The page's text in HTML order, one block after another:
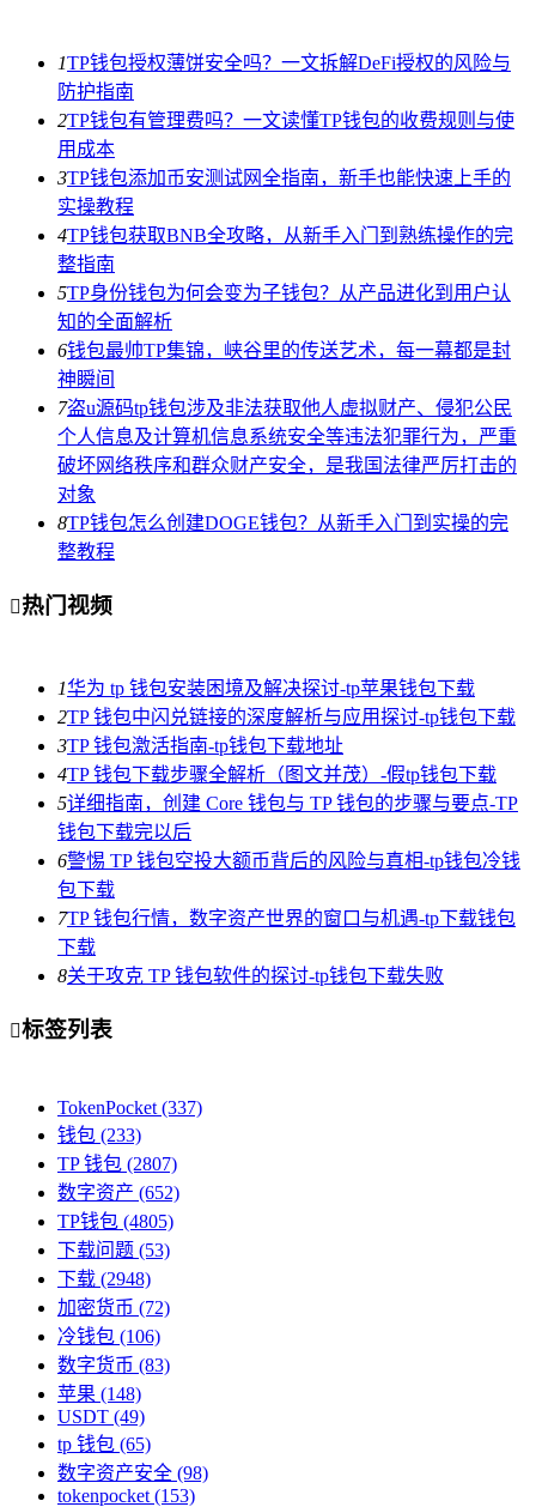
1TP钱包授权薄饼安全吗？一文拆解DeFi授权的风险与
防护指南
2TP钱包有管理费吗？一文读懂TP钱包的收费规则与使
用成本
3TP钱包添加币安测试网全指南，新手也能快速上手的
实操教程
4TP钱包获取BNB全攻略，从新手入门到熟练操作的完
整指南
5TP身份钱包为何会变为子钱包？从产品进化到用户认
知的全面解析
6钱包最帅TP集锦，峡谷里的传送艺术，每一幕都是封
神瞬间
7盗u源码tp钱包涉及非法获取他人虚拟财产、侵犯公民
个人信息及计算机信息系统安全等违法犯罪行为，严重
破坏网络秩序和群众财产安全，是我国法律严厉打击的
对象
8TP钱包怎么创建DOGE钱包？从新手入门到实操的完
整教程
热门视频
1华为 tp 钱包安装困境及解决探讨-tp苹果钱包下载
2TP 钱包中闪兑链接的深度解析与应用探讨-tp钱包下载
3TP 钱包激活指南-tp钱包下载地址
4TP 钱包下载步骤全解析（图文并茂）-假tp钱包下载
5详细指南，创建 Core 钱包与 TP 钱包的步骤与要点-TP
钱包下载完以后
6警惕 TP 钱包空投大额币背后的风险与真相-tp钱包冷钱
包下载
7TP 钱包行情，数字资产世界的窗口与机遇-tp下载钱包
下载
8关于攻克 TP 钱包软件的探讨-tp钱包下载失败
标签列表
TokenPocket (337)
钱包 (233)
TP 钱包 (2807)
数字资产 (652)
TP钱包 (4805)
下载问题 (53)
下载 (2948)
加密货币 (72)
冷钱包 (106)
数字货币 (83)
苹果 (148)
USDT (49)
tp 钱包 (65)
数字资产安全 (98)
tokenpocket (153)